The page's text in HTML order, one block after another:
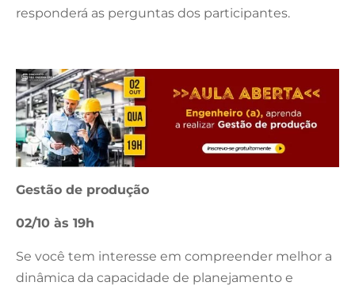
responderá as perguntas dos participantes.
Gestão de produção
02/10 às 19h
Se você tem interesse em compreender melhor a
dinâmica da capacidade de planejamento e